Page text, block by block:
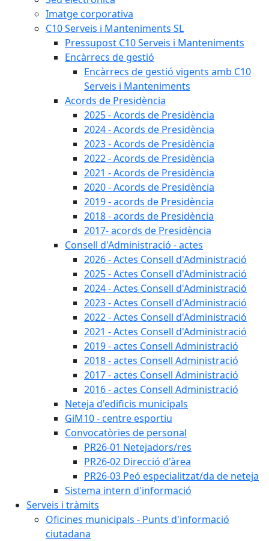
Imatge corporativa
C10 Serveis i Manteniments SL
Pressupost C10 Serveis i Manteniments
Encàrrecs de gestió
Encàrrecs de gestió vigents amb C10
Serveis i Manteniments
Acords de Presidència
2025 - Acords de Presidència
2024 - Acords de Presidència
2023 - Acords de Presidència
2022 - Acords de Presidència
2021 - Acords de Presidència
2020 - Acords de Presidència
2019 - acords de Presidència
2018 - acords de Presidència
2017- acords de Presidència
Consell d'Administració - actes
2026 - Actes Consell d'Administració
2025 - Actes Consell d'Administració
2024 - Actes Consell d'Administració
2023 - Actes Consell d'Administració
2022 - Actes Consell d'Administració
2021 - Actes Consell d'Administració
2019 - actes Consell Administració
2018 - actes Consell Administració
2017 - actes Consell Administració
2016 - actes Consell Administració
Neteja d'edificis municipals
GiM10 - centre esportiu
Convocatòries de personal
PR26-01 Netejadors/res
PR26-02 Direcció d'àrea
PR26-03 Peó especialitzat/da de neteja
Sistema intern d'informació
Serveis i tràmits
Oficines municipals - Punts d'informació
ciutadana